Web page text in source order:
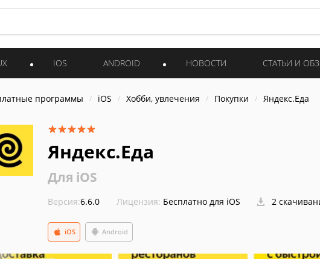
IOS ANDROID НОВОСТИ СТАТЬИ И
программы iOS Хобби, увлечения Покупки Яндекс.Еда
Яндекс.Еда
Для iOS
Версия:6.6.0 Лицензия: Бесплатно для iOS 2
Android
iOS